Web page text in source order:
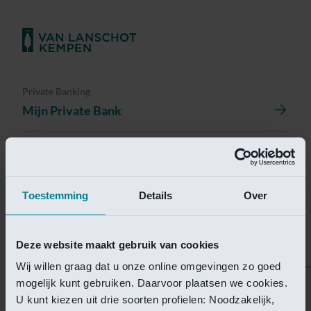
Toestemming Details Over
Deze website maakt gebruik van cookies
Wij willen graag dat u onze online omgevingen zo goed
mogelijk kunt gebruiken. Daarvoor plaatsen we cookies.
U kunt kiezen uit drie soorten profielen: Noodzakelijk,
Private Banking
Mijn Private Bank
Helaas is deze pagina